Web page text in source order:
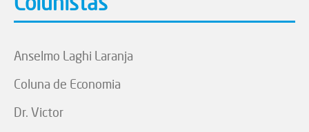
Anselmo Laghi Laranja
Coluna de Economia
Dr. Victor